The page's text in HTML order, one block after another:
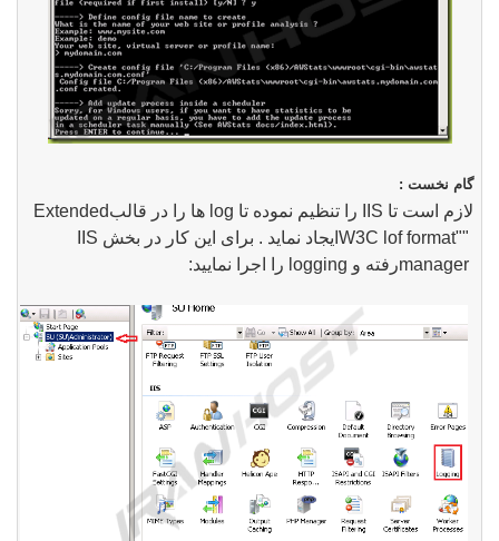
گام نخست :
لازم است تا IIS را تنظیم نموده تا logها را در قالبExtended
W3C lof format"" ایجاد نماید . برای این کار در بخش IIS
managerرفته و logging را اجرا نمایید: